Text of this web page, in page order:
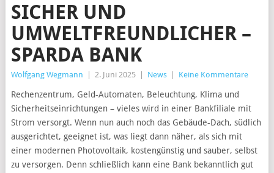
SICHER UND
UMWELTFREUNDLICHER –
SPARDA BANK
Wolfgang Wegmann 2. Juni 2025 News Keine Kommentare
Rechenzentrum, Geld-Automaten, Beleuchtung, Klima und
Sicherheitseinrichtungen – vieles wird in einer Bankfiliale mit
Strom versorgt. Wenn nun auch noch das Gebäude-Dach, südlich
ausgerichtet, geeignet ist, was liegt dann näher, als sich mit
einer modernen Photovoltaik, kostengünstig und sauber, selbst
zu versorgen. Denn schließlich kann eine Bank bekanntlich gut